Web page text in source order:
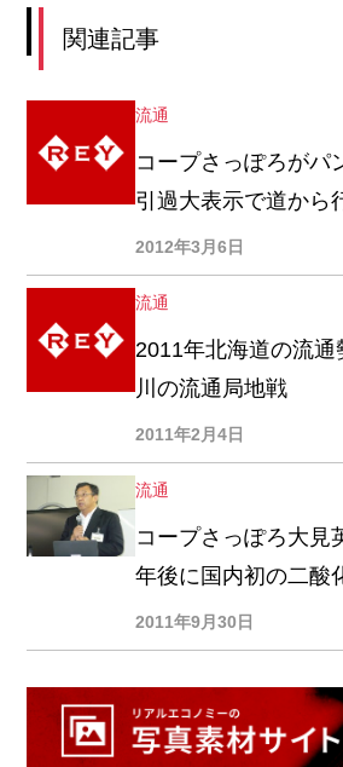
関連記事
流通
コープさっぽろがパ
引過大表示で道から
2012年3月6日
流通
2011年北海道の流
川の流通局地戦
2011年2月4日
流通
コープさっぽろ大見
年後に国内初の二酸
エコ店舗を作る」、
2011年9月30日